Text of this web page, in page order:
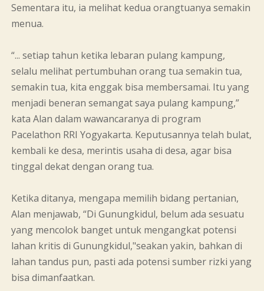
Sementara itu, ia melihat kedua orangtuanya semakin
menua.
“... setiap tahun ketika lebaran pulang kampung,
selalu melihat pertumbuhan orang tua semakin tua,
semakin tua, kita enggak bisa membersamai. Itu yang
menjadi beneran semangat saya pulang kampung,”
kata Alan dalam wawancaranya di program
Pacelathon RRI Yogyakarta. Keputusannya telah bulat,
kembali ke desa, merintis usaha di desa, agar bisa
tinggal dekat dengan orang tua.
Ketika ditanya, mengapa memilih bidang pertanian,
Alan menjawab, “Di Gunungkidul, belum ada sesuatu
yang mencolok banget untuk mengangkat potensi
lahan kritis di Gunungkidul,"seakan yakin, bahkan di
lahan tandus pun, pasti ada potensi sumber rizki yang
bisa dimanfaatkan.